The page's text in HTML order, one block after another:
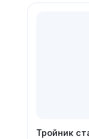
Тройник